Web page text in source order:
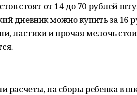
стоят от 14 до 70 рублей
дневник можно купить за 16
ластики и прочая мелочь
расчеты, на сборы ребенка в